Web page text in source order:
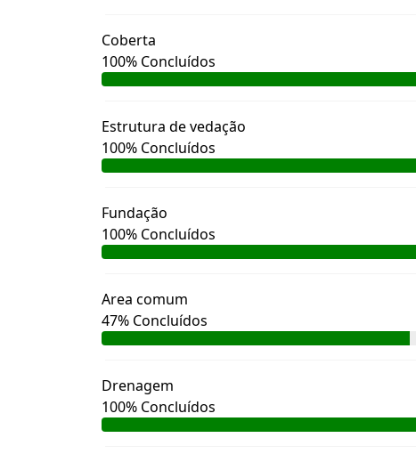
Coberta
100% Concluídos
Estrutura de vedação
100% Concluídos
Fundação
100% Concluídos
Area comum
47% Concluídos
Drenagem
100% Concluídos